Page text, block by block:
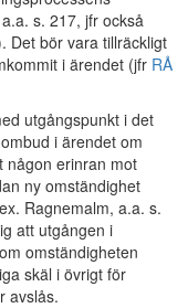
s. 217, jfr också
Det bör vara tillräckligt
i ärendet (jfr RÅ
utgångspunkt i det
i ärendet om
någon erinran mot
ny omständighet
Ragnemalm, a.a. s.
att utgången i
omständigheten
skäl i övrigt för
avslås.